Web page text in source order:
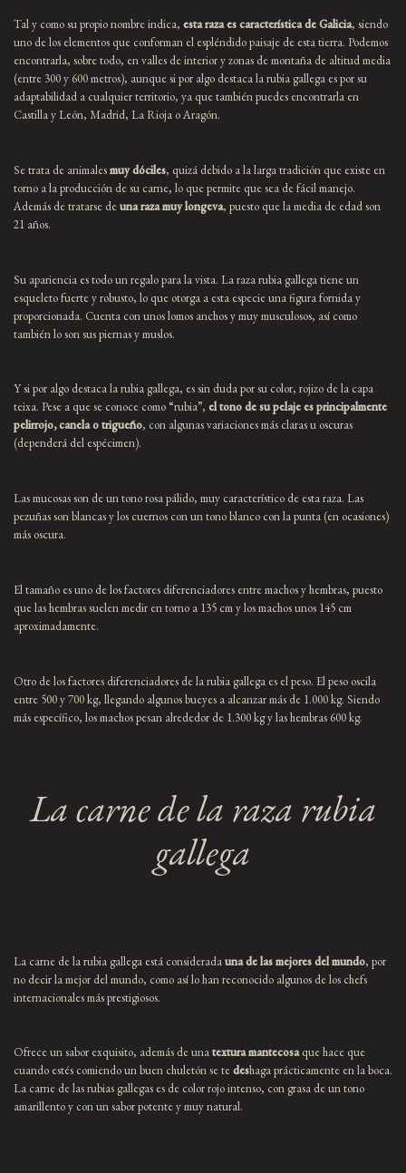
Tal y como su propio nombre indica, esta raza es característica de Galicia, siendo
uno de los elementos que conforman el espléndido paisaje de esta tierra. Podemos
encontrarla, sobre todo, en valles de interior y zonas de montaña de altitud media
(entre 300 y 600 metros), aunque si por algo destaca la rubia gallega es por su
adaptabilidad a cualquier territorio, ya que también puedes encontrarla en
Castilla y León, Madrid, La Rioja o Aragón.
Se trata de animalesmuy dóciles, quizá debido a la larga tradición que existe en
torno a la producción de su carne, lo que permite que sea de fácil manejo.
Además de tratarse deuna raza muy longeva, puesto que la media de edad son
21 años.
Su apariencia es todo un regalo para la vista. La raza rubia gallega tiene un
esqueleto fuerte y robusto, lo que otorga a esta especie una figura fornida y
proporcionada. Cuenta con unos lomos anchos y muy musculosos, así como
también lo son sus piernas y muslos.
Y si por algo destaca la rubia gallega, es sin duda por su color, rojizo de la capa
teixa. Pese a que se conoce como “rubia”, el tono de su pelaje es principalmente
pelirrojo, canela o trigueño, con algunas variaciones más claras u oscuras
(dependerá del espécimen).
Las mucosas son de un tono rosa pálido, muy característico de esta raza. Las
pezuñas son blancas y los cuernos con un tono blanco con la punta (en ocasiones)
más oscura.
El tamaño es uno de los factores diferenciadores entre machos y hembras, puesto
que las hembras suelen medir en torno a 135 cm y los machos unos 145 cm
aproximadamente.
Otro de los factores diferenciadores de la rubia gallega es el peso. El peso oscila
entre 500 y 700 kg, llegando algunos bueyes a alcanzar más de 1.000 kg. Siendo
más específico, los machos pesan alrededor de 1.300 kg y las hembras 600 kg.
La carne de la raza rubia
gallega
La carne de la rubia gallega está consideradauna de las mejores del mundo, por
no decir la mejor del mundo, como así lo han reconocido algunos de los chefs
internacionales más prestigiosos.
Ofrece un sabor exquisito, además de unatextura mantecosaque hace que
cuando estés comiendo un buen chuletón se tedeshaga prácticamente en la boca.
La carne de las rubias gallegas es de color rojo intenso, con grasa de un tono
amarillento y con un sabor potente y muy natural.